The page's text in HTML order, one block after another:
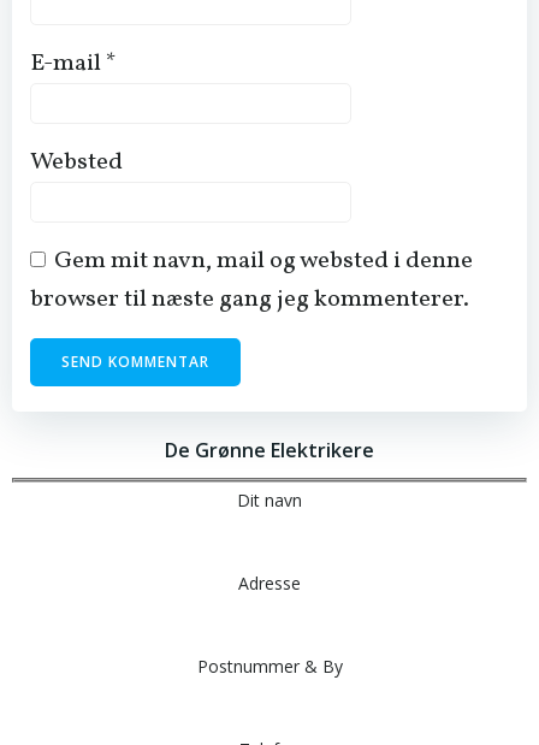
E-mail*
Websted
Gem mit navn, mail og websted i denne
browser til næste gang jeg kommenterer.
De Grønne Elektrikere
Dit navn
Adresse
Postnummer & By